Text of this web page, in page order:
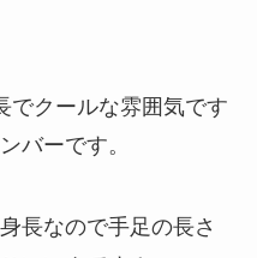
でクールな雰囲気です
バーです。
長なので手足の長さ